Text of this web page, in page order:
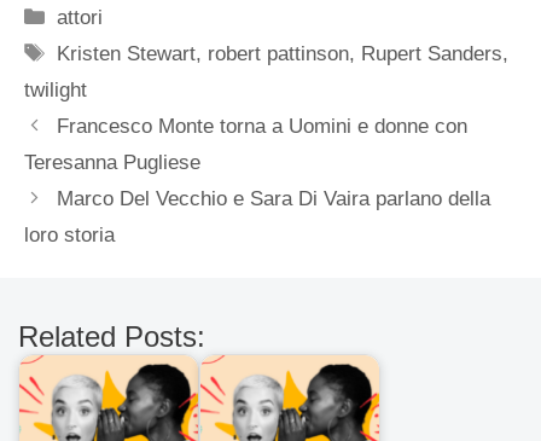
Categorie
attori
Tag
Kristen Stewart, robert pattinson, Rupert Sanders,
twilight
Francesco Monte torna a Uomini e donne con
Teresanna Pugliese
Marco Del Vecchio e Sara Di Vaira parlano della
loro storia
Related Posts: